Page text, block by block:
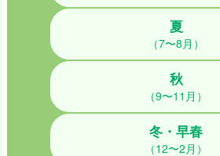
夏
（7〜8月）
秋
（9〜11月）
冬・早春
（12〜2月）